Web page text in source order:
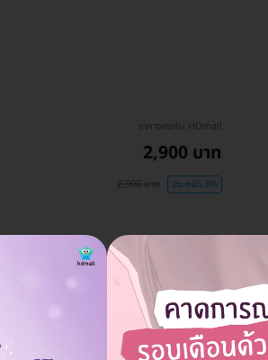
ราคาจองกับ HDmall
2,900 บาท
2,990 บาท ประหยัด 3%
ราคาจองกับ HDmall
1,551 บาท
2,500 บาท ประหยัด 38%